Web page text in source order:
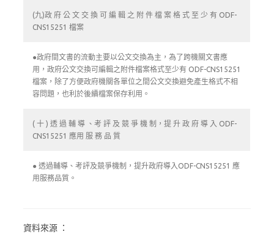
(九)政 府 公 文 交 換 可 編 輯 之 附 件 檔 案 格 式 至 少 有 ODF-
CNS15251 檔案
●政府間文書的流動主要以公文交換為主，為了跨機關文書應
用，政府公文交換可編輯之附件檔案格式至少有 ODF-CNS15251
檔案，除了方便政府機關各單位之間公文交換避免產生格式不相
容問題，也利於後續檔案保存利用。
( 十 ) 透 過 輔 導 、考 評 及 競 爭 機 制，提 升 政 府 導 入 ODF-
CNS15251 應用 服 務 品 質
● 透過輔導、考評及競爭機制，提升政府導入ODF-CNS15251 應
用服務品質。
資料來源 ：